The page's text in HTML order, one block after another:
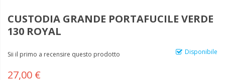
CUSTODIA GRANDE PORTAFUCILE VERDE
130 ROYAL
Disponibile
Sii il primo a recensire questo prodotto
27,00 €